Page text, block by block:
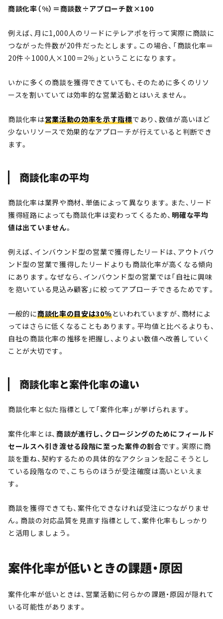
商談化率（%）＝商談数÷アプローチ数×100
例えば、月に1,000人のリードにテレアポを行って実際に商談に
つながった件数が20件だったとします。この場合、「商談化率＝
20件÷1000人×100＝2％」ということになります。
いかに多くの商談を獲得できていても、そのために多くのリソ
ースを割いていては効率的な営業活動とはいえません。
商談化率は営業活動の効率を示す指標であり、数値が高いほど
少ないリソースで効果的なアプローチが行えていると判断でき
ます。
商談化率の平均
商談化率は業界や商材、単価によって異なります。また、リード
獲得経路によっても商談化率は変わってくるため、 明確な平均
値は出ていません。
例えば、インバウンド型の営業で獲得したリードは、アウトバウ
ンド型の営業で獲得したリードよりも商談化率が高くなる傾向
にあります。なぜなら、インバウンド型の営業では「自社に興味
を抱いている見込み顧客」に絞ってアプローチできるためです。
一般的に商談化率の目安は30％といわれていますが、商材によ
ってはさらに低くなることもあります。平均値と比べるよりも、
自社の商談化率の推移を把握し、よりよい数値へ改善していく
ことが大切です。
商談化率と案件化率の違い
商談化率と似た指標として「案件化率」が挙げられます。
案件化率とは、 商談が進行し、クロージングのためにフィールド
セールスへ引き渡せる段階に至った案件の割合です。実際に商
談を重ね、契約するための具体的なアクションを起こそうとし
ている段階なので、こちらのほうが受注確度は高いといえま
す。
商談を獲得できても、案件化できなければ受注につながりませ
ん。商談の対応品質を見直す指標として、案件化率もしっかり
と活用しましょう。
案件化率が低いときの課題・原因
案件化率が低いときは、営業活動に何らかの課題・原因が隠れて
いる可能性があります。